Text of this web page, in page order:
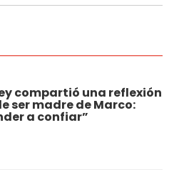
compartió una reflexión
ser madre de Marco:
a confiar”